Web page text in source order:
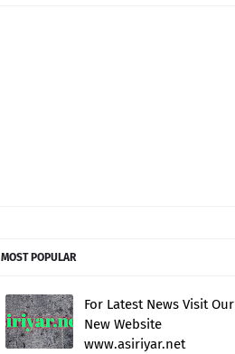
MOST POPULAR
For Latest News Visit Our
New Website
www.asiriyar.net